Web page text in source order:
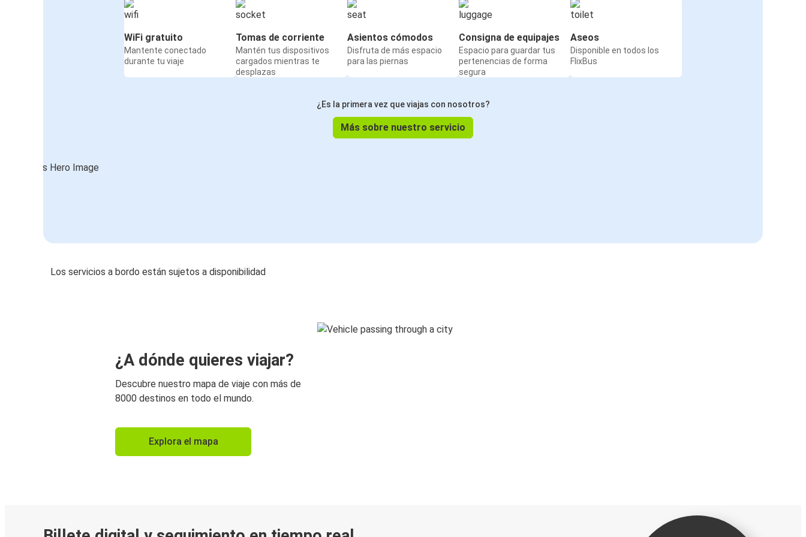
WiFi gratuito
Mantente conectado
durante tu viaje
Tomas de corriente
Mantén tus dispositivos
cargados mientras te
desplazas
Asientos cómodos
Disfruta de más espacio
para las piernas
Consigna de equipajes
Espacio para guardar tus
pertenencias de forma
segura
Aseos
Disponible en todos los
FlixBus
¿Es la primera vez que viajas con nosotros?
Más sobre nuestro servicio
Los servicios a bordo están sujetos a disponibilidad
¿A dónde quieres viajar?
Descubre nuestro mapa de viaje con más de
8000 destinos en todo el mundo.
Explora el mapa